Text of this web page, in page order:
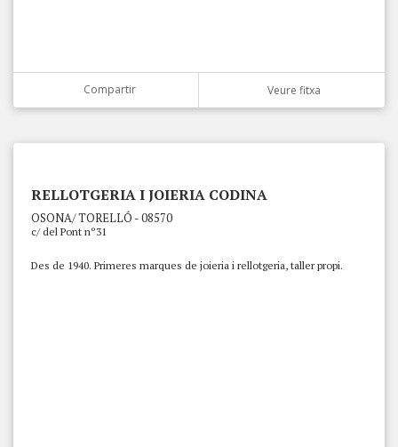
Compartir Veure fitxa
RELLOTGERIA I JOIERIA CODINA
OSONA/ TORELLÓ - 08570
c/ del Pont nº31
Des de 1940. Primeres marques de joieria i rellotgeria, taller propi.